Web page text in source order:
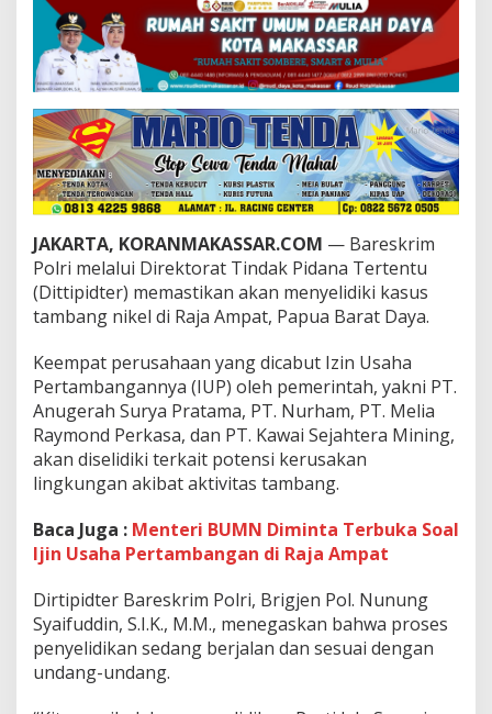
i
l
i
d
i
k
i
K
s
u
T
a
b
a
n
N
i
k
d
i
a
j
A
JAKARTA, KORANMAKASSAR.COM — Bareskrim
Polri melalui Direktorat Tindak Pidana Tertentu
(Dittipidter) memastikan akan menyelidiki kasus
tambang nikel di Raja Ampat, Papua Barat Daya.
Keempat perusahaan yang dicabut Izin Usaha
Pertambangannya (IUP) oleh pemerintah, yakni PT.
Anugerah Surya Pratama, PT. Nurham, PT. Melia
Raymond Perkasa, dan PT. Kawai Sejahtera Mining,
akan diselidiki terkait potensi kerusakan
lingkungan akibat aktivitas tambang.
Baca Juga : Menteri BUMN Diminta Terbuka Soal
Ijin Usaha Pertambangan di Raja Ampat
Dirtipidter Bareskrim Polri, Brigjen Pol. Nunung
Syaifuddin, S.I.K., M.M., menegaskan bahwa proses
penyelidikan sedang berjalan dan sesuai dengan
undang-undang.